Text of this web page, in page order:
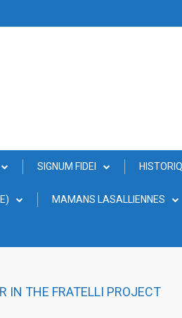
SIGNUM FIDEI
MAMANS LASALLIENNES
IN THE FRATELLI PROJECT